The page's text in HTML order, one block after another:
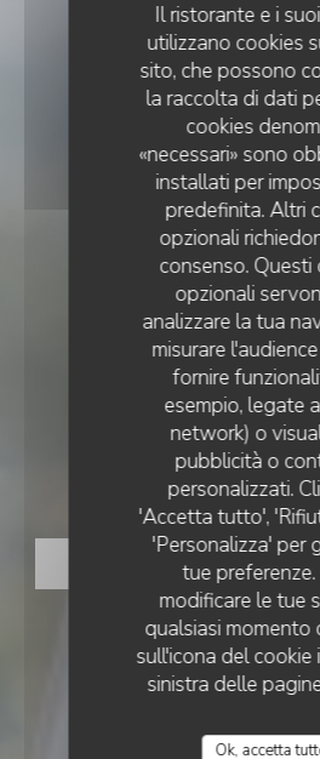
Il ristorante e i
utilizzano cookies
sito, che possono
la raccolta di dati
cookies
«necessari» sono
installati per
predefinita. Altri
opzionali
consenso. Questi
opzionali
analizzare la tua
misurare
fornire
esempio, legate
network) o
pubblicità o
personalizzati.
'Accetta tutto',
'Personalizza' per
tue
modificare le tue
qualsiasi momento
sull'icona del cookie
sinistra delle
Ok, accetta
• BATZ SUR
Coco
PRENOTA